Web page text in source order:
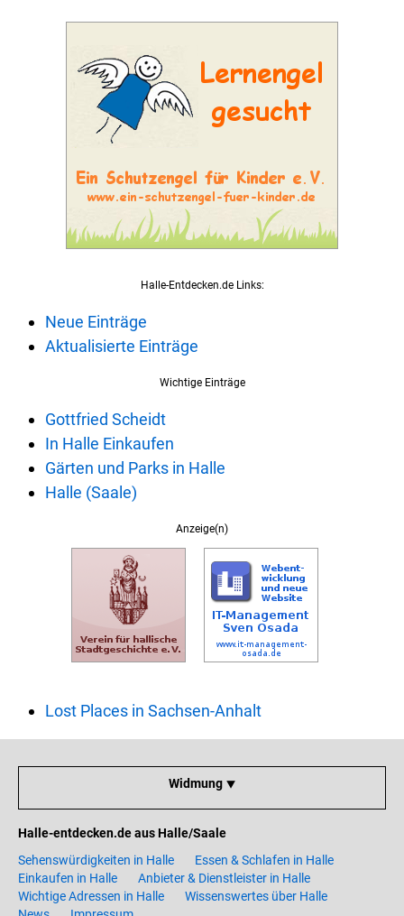
Halle-Entdecken.de Links:
Neue Einträge
Aktualisierte Einträge
Wichtige Einträge
Gottfried Scheidt
In Halle Einkaufen
Gärten und Parks in Halle
Halle (Saale)
Anzeige(n)
Lost Places in Sachsen-Anhalt
Widmung ⯆
Halle-entdecken.de aus Halle/Saale
Sehenswürdigkeiten in Halle
Essen & Schlafen in Halle
Einkaufen in Halle
Anbieter & Dienstleister in Halle
Wichtige Adressen in Halle
Wissenswertes über Halle